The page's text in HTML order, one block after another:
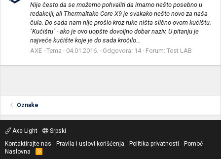
Nije često da se možemo pohvaliti da imamo nešto posebno u
redakciji, ali Thermaltake Core X9 je svakako nešto novo za naša
čula. Do sada nam nije prošlo kroz ruke ništa slično ovom kućištu.
"Kućištu" - ako je ovo uopšte dovoljno dobar naziv. U pitanju je
najveće kućište koje je do sada kročilo...
AXE Tema 04.01.2016. Odgovora: 14 Forum: Test LAB
Oznake
Axe Light
Srpski
Kontaktirajte nas
Pravila i uslovi korišćenja Politika privatnosti
Pomoć
Naslovna
R